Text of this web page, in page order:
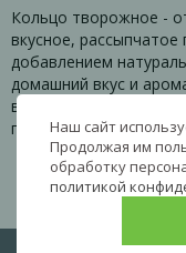
Кольцо творожное -
вкусное,
добавлением
домашний вкус и
воспоминаний о
подарите уют теплых
Наш сайт
Продолжая им
обработку
политикой